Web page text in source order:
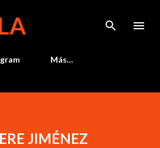
Más…
JIMÉNEZ